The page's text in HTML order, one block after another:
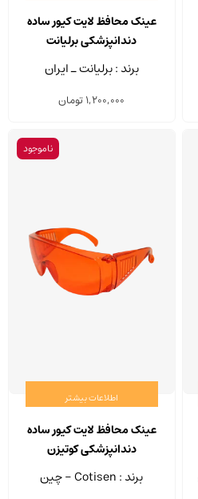
عینک محافظ لایت کیور ساده
دندانپزشکی برلیانت
برند : برلیانت ـ ایران
1,200,000تومان
ناموجود
اطلاعات بیشتر
عینک محافظ لایت کیور ساده
دندانپزشکی کوتیزن
برند : Cotisen - چین